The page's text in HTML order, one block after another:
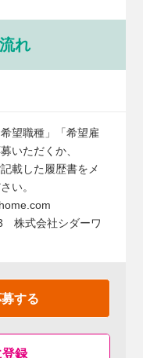
れ
望職種」「希望雇
いただくか、
載した履歴書をメ
い。
株式会社シダーワ
する
登録